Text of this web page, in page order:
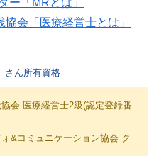
ー「MRとは」
会「医療経営士とは」
さん所有資格
会 医療経営士2級(認定登録番
&コミュニケーション協会 ク